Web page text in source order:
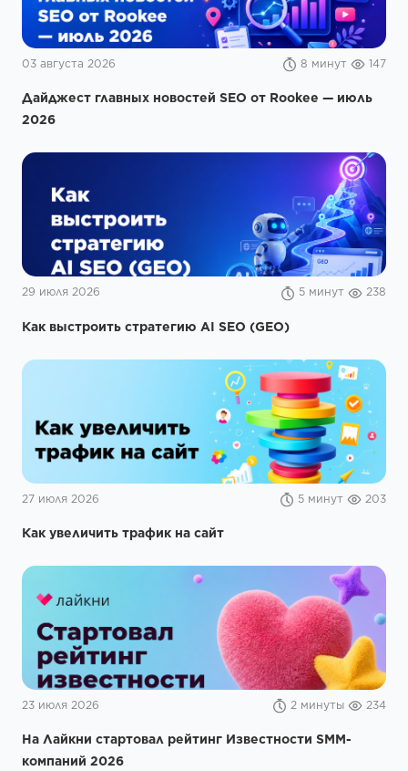
03 августа 2026 8 минут 147
Дайджест главных новостей SEO от Rookee — июль
2026
29 июля 2026 5 минут 238
Как выстроить стратегию AI SEO (GEO)
27 июля 2026 5 минут 203
Как увеличить трафик на сайт
23 июля 2026 2 минуты 234
На Лайкни стартовал рейтинг Известности SMM-
компаний 2026